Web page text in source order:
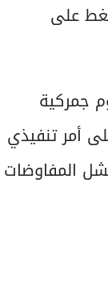
على
جمركية
أمر تنفيذي
بعد فشل المفاوضات